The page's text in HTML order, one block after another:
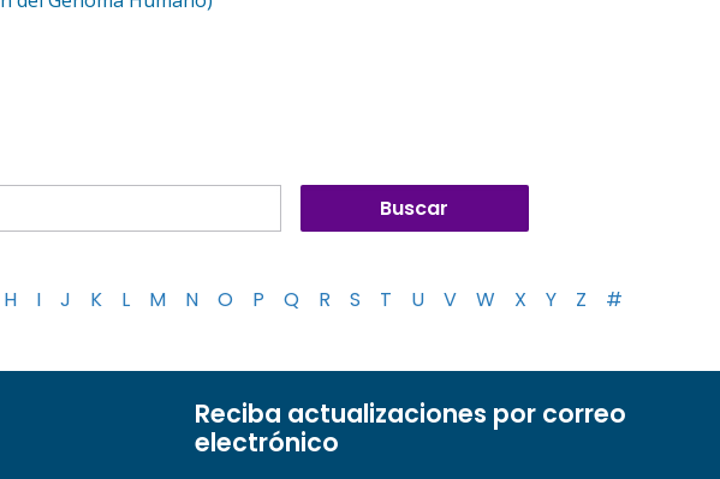
H I J K L M N O P Q R S T U V W X Y Z #
Reciba actualizaciones por correo
electrónico